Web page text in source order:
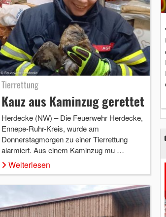
Tierrettung
Kauz aus Kaminzug gerettet
Herdecke (NW) – Die Feuerwehr Herdecke,
Ennepe-Ruhr-Kreis, wurde am
Donnerstagmorgen zu einer Tierrettung
alarmiert. Aus einem Kaminzug mu …
Weiterlesen